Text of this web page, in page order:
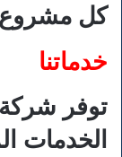
كل مشروع
خدماتنا
توفر
الخدمات